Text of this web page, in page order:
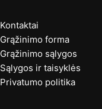
Kontaktai
Grąžinimo forma
Grąžinimo sąlygos
Sąlygos ir taisyklės
Privatumo politika